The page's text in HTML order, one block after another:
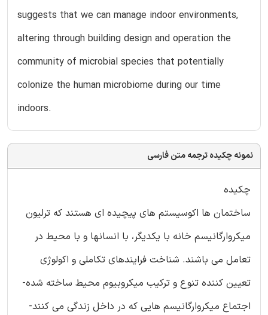
suggests that we can manage indoor environments,
altering through building design and operation the
community of microbial species that potentially
colonize the human microbiome during our time
indoors.
نمونه چکیده ترجمه متن فارسی
چکیده
ساختمان ها اکوسیستم های پیچیده ای هستند که ترلیون
میکروارگانیسم خانه با یکدیگر، با انسانها و با محیط در
تعامل می باشند. شناخت فرایندهای تکاملی و اکولوژی
تعیین کننده تنوع و ترکیب میکروبیوم محیط ساخته شده-
اجتماع میکروارگانیسم هایی که در داخل زندگی می کنند-